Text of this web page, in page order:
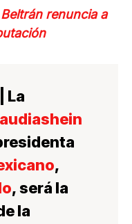
renuncia a
| La
,
, será la
la